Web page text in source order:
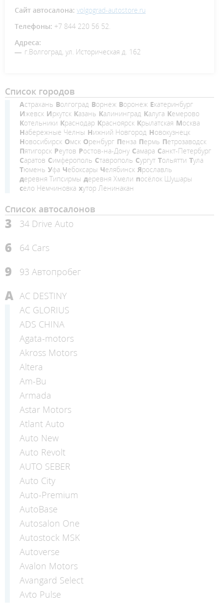
Сайт автосалона: volgograd-autostore.ru
Телефоны: +7 844 220 56 52.
Адреса:
г.Волгоград, ул. Историческая д. 162
Список городов
Астрахань Волгоград Ворнеж Воронеж
Екатеринбург
Ижевск
Иркутск Казань Калининград Калуга
Кемерово
Котельники
Краснодар Красноярск Крылатская
Москва
Набережные Челны
Нижний Новгород
Новокузнецк
Новосибирск
Омск Оренбург Пенза Пермь
Петрозаводск
Пятигорск
Реутов Ростов-на-Дону Самара
Санкт-Петербург
Саратов
Симферополь Ставрополь Сургут Тольятти
Тула
Тюмень
Уфа Чебоксары Челябинск
Ярославль
деревня Типсирмы
деревня Хмели
посёлок Шушары
село Немчиновка
хутор Ленинакан
Список автосалонов
3 34 Drive Auto
6 64 Cars
9 93 Автопробег
A AC DESTINY
AC GLORIUS
ADS CHINA
Agata-motors
Akross Motors
Altera
Am-Bu
Armada
Astar Motors
Atlant Auto
Auto New
Auto Revolt
AUTO SEBER
Auto Сity
Auto-Premium
AutoBase
Autosalon One
Autostock MSK
Autoverse
Avalon Motors
Avangard Select
Avto Pulse